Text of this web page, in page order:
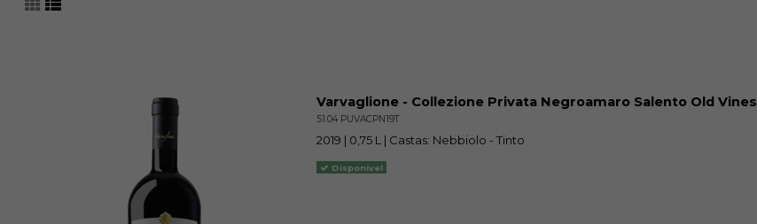
Varvaglione - Collezione Privata Negroamaro Salento Old Vines
51.04 PUVACPN19T
2019 | 0,75 L | Castas: Nebbiolo - Tinto
Disponivel